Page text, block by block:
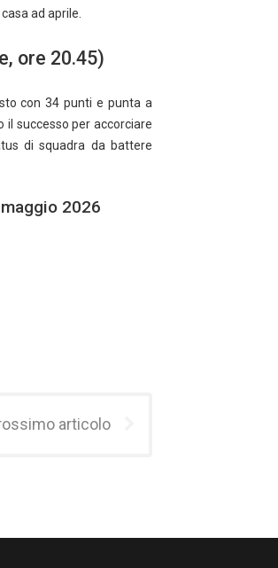
ad aprile.
ore 20.45)
con 34 punti e punta a
il successo per accorciare
di squadra da battere
2026
articolo